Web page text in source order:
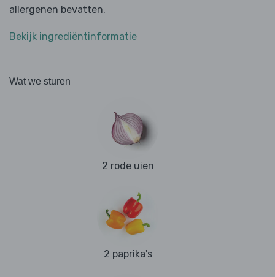
allergenen bevatten.
Bekijk ingrediëntinformatie
Wat we sturen
2 rode uien
2 paprika's